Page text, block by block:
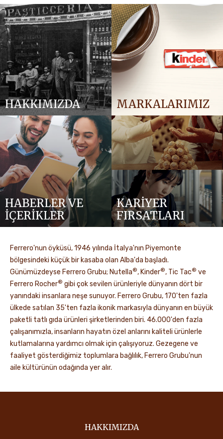
HAKKIMIZDA MARKALARIMIZ
HABERLER VE
İÇERİKLER
KARİYER
FIRSATLARI
Ferrero'nun öyküsü, 1946 yılında İtalya'nın Piyemonte
bölgesindeki küçük bir kasaba olan Alba'da başladı.
Günümüzdeyse Ferrero Grubu; Nutella®, Kinder®, Tic Tac® ve
Ferrero Rocher® gibi çok sevilen ürünleriyle dünyanın dört bir
yanındaki insanlara neşe sunuyor. Ferrero Grubu, 170'ten fazla
ülkede satılan 35'ten fazla ikonik markasıyla dünyanın en büyük
paketli tatlı gıda ürünleri şirketlerinden biri. 46.000'den fazla
çalışanımızla, insanların hayatın özel anlarını kaliteli ürünlerle
kutlamalarına yardımcı olmak için çalışıyoruz. Gezegene ve
faaliyet gösterdiğimiz toplumlara bağlılık, Ferrero Grubu'nun
aile kültürünün odağında yer alır.
HAKKIMIZDA